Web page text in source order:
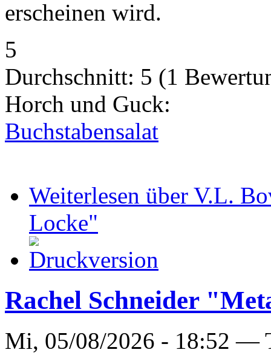
erscheinen wird.
5
Durchschnitt: 5 (1
Horch und Guck:
Buchstabensalat
Weiterlesen über V.L.
Locke"
Rachel Schneider
Mi, 05/08/2026 - 18:52 —